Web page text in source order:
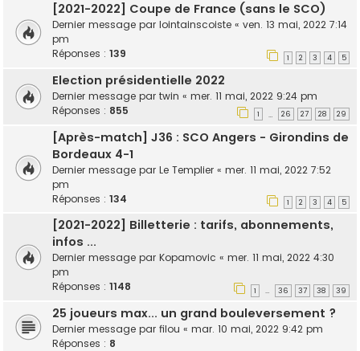
[2021-2022] Coupe de France (sans le SCO)
Dernier message par lointainscoiste « ven. 13 mai, 2022 7:14
pm
Réponses : 139 1 2 3 4 5
Election présidentielle 2022
Dernier message par twin « mer. 11 mai, 2022 9:24 pm
Réponses : 855 1 … 26 27 28 29
[Après-match] J36 : SCO Angers - Girondins de
Bordeaux 4-1
Dernier message par Le Templier « mer. 11 mai, 2022 7:52
pm
Réponses : 134 1 2 3 4 5
[2021-2022] Billetterie : tarifs, abonnements,
infos ...
Dernier message par Kopamovic « mer. 11 mai, 2022 4:30
pm
Réponses : 1148 1 … 36 37 38 39
25 joueurs max... un grand bouleversement ?
Dernier message par filou « mar. 10 mai, 2022 9:42 pm
Réponses : 8